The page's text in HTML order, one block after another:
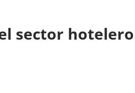
sector hotelero